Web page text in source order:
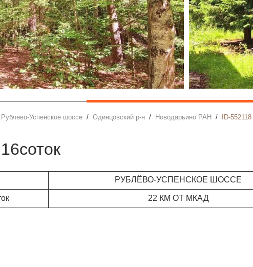
Рублево-Успенское шоссе Одинцовский р-н Новодарьино РАН ID-552118
РУБЛЁВО-УСПЕНСКОЕ ШОССЕ
22 КМ ОТ МКАД